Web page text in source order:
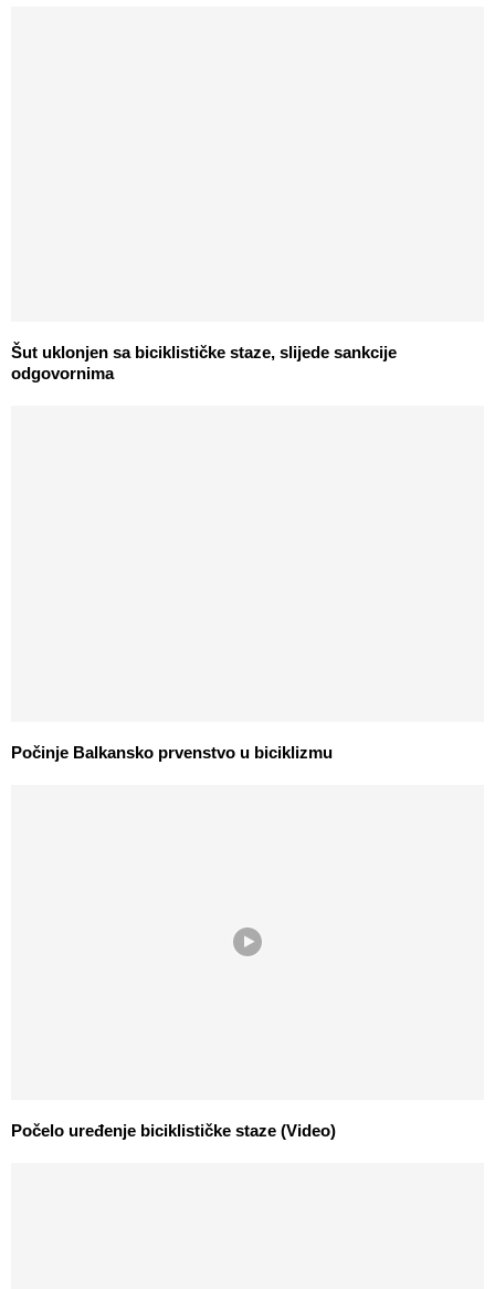
Šut uklonjen sa biciklističke staze, slijede sankcije
odgovornima
Počinje Balkansko prvenstvo u biciklizmu
Počelo uređenje biciklističke staze (Video)